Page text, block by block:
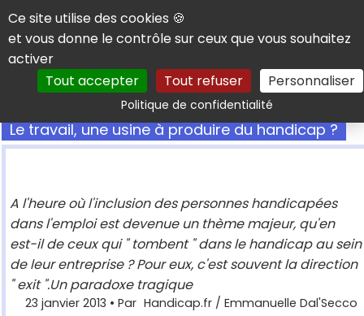
Panneau de gestion des cookies
Ce site utilise des cookies 🍪
et vous donne le contrôle sur ceux que vous souhaitez
activer
Tout accepter
Tout refuser Personnaliser
Politique de confidentialitéRechercher
Le travail, une usine à produire du handicap ?
A l'heure où l'inclusion des personnes handicapées
dans l'emploi est devenue un thème majeur, qu'en
est-il de ceux qui " tombent " dans le handicap au sein
de leur entreprise ? Pour eux, c'est souvent la direction
" exit ".Un paradoxe tragique
23 janvier 2013 • Par Handicap.fr / Emmanuelle Dal'Secco